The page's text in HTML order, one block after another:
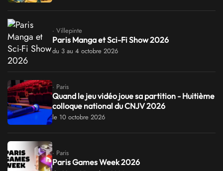
· Villepinte
Paris Manga et Sci-Fi Show 2026
du 3 au 4 octobre 2026
· Paris
Quand le jeu vidéo joue sa partition - Huitième
colloque national du CNJV 2026
le 10 octobre 2026
· Paris
Paris Games Week 2026